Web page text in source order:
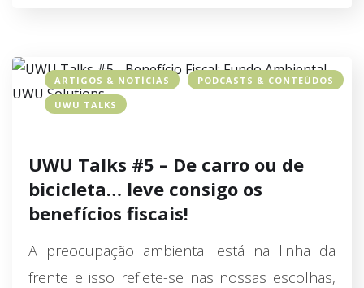
ARTIGOS & NOTÍCIAS
PODCASTS & CONTEÚDOS
UWU TALKS
UWU Talks #5 – De carro ou de
bicicleta… leve consigo os
benefícios fiscais!
A preocupação ambiental está na linha da
frente e isso reflete-se nas nossas escolhas,